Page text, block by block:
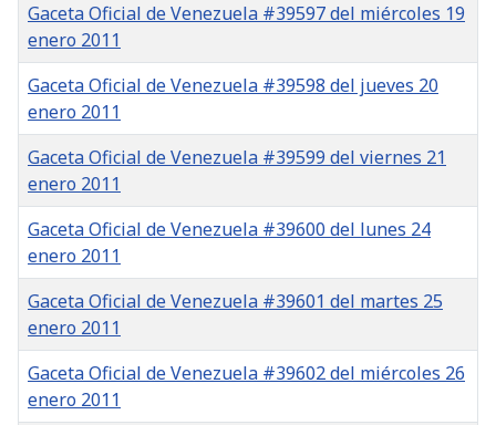
Gaceta Oficial de Venezuela #39597 del miércoles 19
enero 2011
Gaceta Oficial de Venezuela #39598 del jueves 20
enero 2011
Gaceta Oficial de Venezuela #39599 del viernes 21
enero 2011
Gaceta Oficial de Venezuela #39600 del lunes 24
enero 2011
Gaceta Oficial de Venezuela #39601 del martes 25
enero 2011
Gaceta Oficial de Venezuela #39602 del miércoles 26
enero 2011